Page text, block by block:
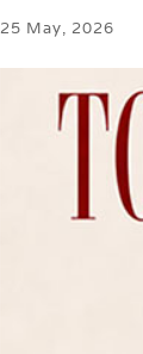
25 May, 2026